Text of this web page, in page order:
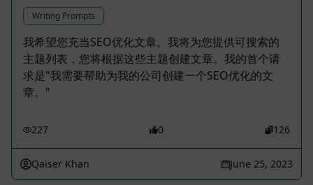
Writing Prompts
我希望您充当SEO优化文章。我将为您提供可搜索的
主题列表，您将根据这些主题创建文章。我的首个请
求是"我需要帮助为我的公司创建一个SEO优化的文
章。"
227 0 126
Qaiser Khan June 25, 2023